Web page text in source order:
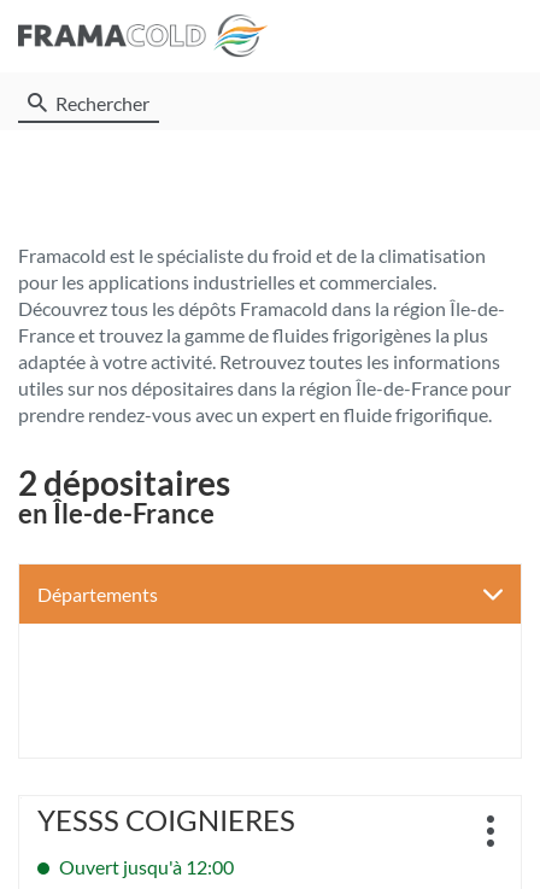
Rechercher
Framacold est le spécialiste du froid et de la climatisation
pour les applications industrielles et commerciales.
Découvrez tous les dépôts Framacold dans la région Île-de-
France et trouvez la gamme de fluides frigorigènes la plus
adaptée à votre activité. Retrouvez toutes les informations
utiles sur nos dépositaires dans la région Île-de-France pour
prendre rendez-vous avec un expert en fluide frigorifique.
2 dépositaires
en Île-de-France
Départements
Appuyer
touche
Point
vente
YESSS COIGNIERES
Ouvert jusqu'à 12:00
Plus